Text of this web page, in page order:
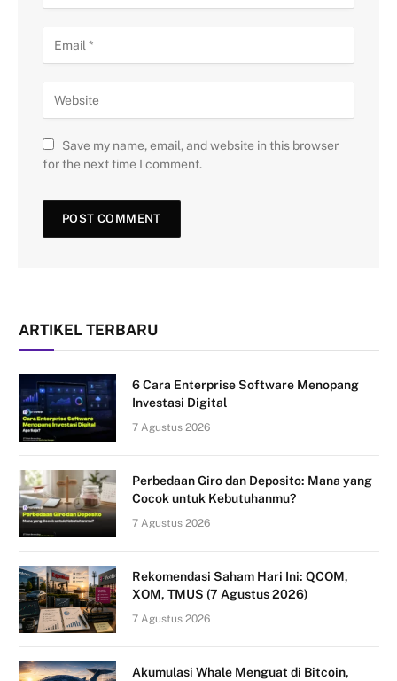
Save my name, email, and website in this browser
for the next time I comment.
ARTIKEL TERBARU
6 Cara Enterprise Software Menopang
Investasi Digital
7 Agustus 2026
Perbedaan Giro dan Deposito: Mana yang
Cocok untuk Kebutuhanmu?
7 Agustus 2026
Rekomendasi Saham Hari Ini: QCOM,
XOM, TMUS (7 Agustus 2026)
7 Agustus 2026
Akumulasi Whale Menguat di Bitcoin,